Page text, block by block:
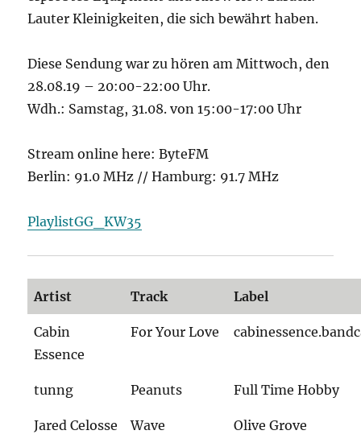
Lauter Kleinigkeiten, die sich bewährt haben.
Diese Sendung war zu hören am Mittwoch, den
28.08.19 – 20:00-22:00 Uhr.
Wdh.: Samstag, 31.08. von 15:00-17:00 Uhr
Stream online here: ByteFM
Berlin: 91.0 MHz // Hamburg: 91.7 MHz
PlaylistGG_KW35
Artist Track Label
Cabin
Essence
For Your Love
tunng Peanuts Full Time Hobby
Jared Celosse Wave Olive Grove